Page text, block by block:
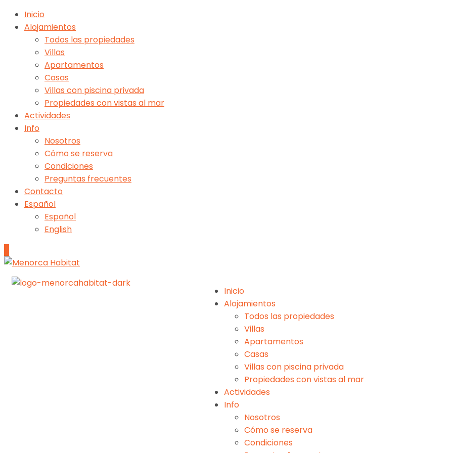
Inicio
Alojamientos
Todos las propiedades
Villas
Apartamentos
Casas
Villas con piscina privada
Propiedades con vistas al mar
Actividades
Info
Nosotros
Cómo se reserva
Condiciones
Preguntas frecuentes
Contacto
Español
Español
English
Inicio
Alojamientos
Todos las propiedades
Villas
Apartamentos
Casas
Villas con piscina privada
Propiedades con vistas al mar
Actividades
Info
Nosotros
Cómo se reserva
Condiciones